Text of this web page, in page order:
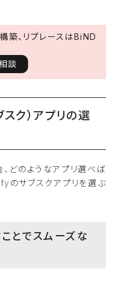
、リプレースはBiND
談
ク）アプリの選
どのようなアプリ選べば
のサブスクアプリを選ぶ
とでスムーズな